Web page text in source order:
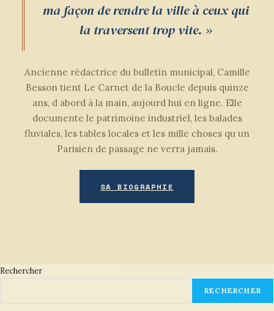
ma façon de rendre la ville à ceux qui
la traversent trop vite. »
Ancienne rédactrice du bulletin municipal, Camille
Besson tient Le Carnet de la Boucle depuis quinze
ans, d abord à la main, aujourd hui en ligne. Elle
documente le patrimoine industriel, les balades
fluviales, les tables locales et les mille choses qu un
Parisien de passage ne verra jamais.
SA BIOGRAPHIE
Rechercher
RECHERCHER